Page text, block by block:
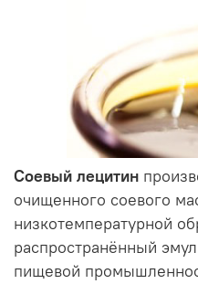
Соевый лецитин
очищенного соевого
низкотемпературной
распространённый
пищевой